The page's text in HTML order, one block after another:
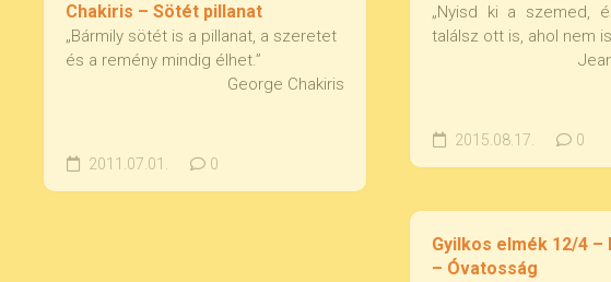
Chakiris – Sötét pillanat
„Bármily sötét is a pillanat, a szeretet
és a remény mindig élhet.”
George Chakiris
2011.07.01. 0
„Nyisd ki a szemed,
találsz ott is, ahol nem is
2015.08.17. 0
Gyilkos elmék 12/4 –
– Óvatosság